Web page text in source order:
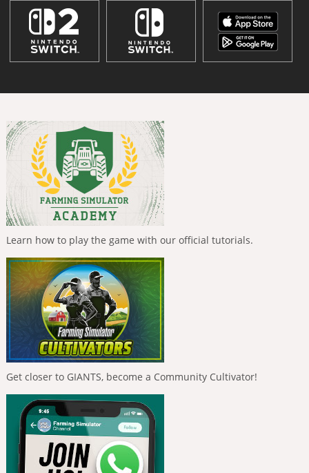
Learn how to play the game with our official tutorials.
Get closer to GIANTS, become a Community Cultivator!